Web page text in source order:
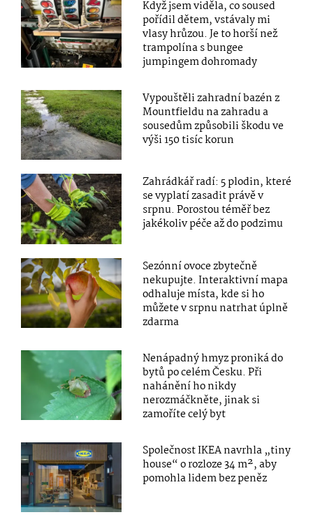
Když jsem viděla, co soused
pořídil dětem, vstávaly mi
vlasy hrůzou. Je to horší než
trampolína s bungee
jumpingem dohromady
Vypouštěli zahradní bazén z
Mountfieldu na zahradu a
sousedům způsobili škodu ve
výši 150 tisíc korun
Zahrádkář radí: 5 plodin, které
se vyplatí zasadit právě v
srpnu. Porostou téměř bez
jakékoliv péče až do podzimu
Sezónní ovoce zbytečně
nekupujte. Interaktivní mapa
odhaluje místa, kde si ho
můžete v srpnu natrhat úplně
zdarma
Nenápadný hmyz proniká do
bytů po celém Česku. Při
nahánění ho nikdy
nerozmáčkněte, jinak si
zamoříte celý byt
Společnost IKEA navrhla „tiny
house“ o rozloze 34 m², aby
pomohla lidem bez peněz